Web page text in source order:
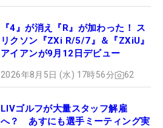
『4』が消え『R』が加わった！ ス
リクソン『ZXi R/5/7』＆『ZXiU』
アイアンが9月12日デビュー
2026年8月5日 (水) 17時56分 62
LIVゴルフが大量スタッフ解雇
へ？ あすにも選手ミーティング実